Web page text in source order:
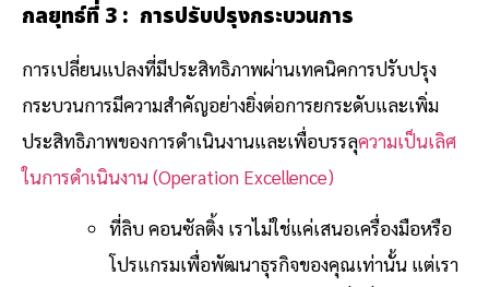
กลยุทธ์ที่ 3 : การปรับปรุงกระบวนการ
การเปลี่ยนแปลงที่มีประสิทธิภาพผ่านเทคนิคการปรับปรุง
กระบวนการมีความสำคัญอย่างยิ่งต่อการยกระดับและเพิ่ม
ประสิทธิภาพของการดำเนินงานและเพื่อบรรลุความเป็นเลิศ
ในการดำเนินงาน (Operation Excellence)
ที่ลิบ คอนซัลติ้ง เราไม่ใช่แค่เสนอเครื่องมือหรือ
โปรแกรมเพื่อพัฒนาธุรกิจของคุณเท่านั้น แต่เรา